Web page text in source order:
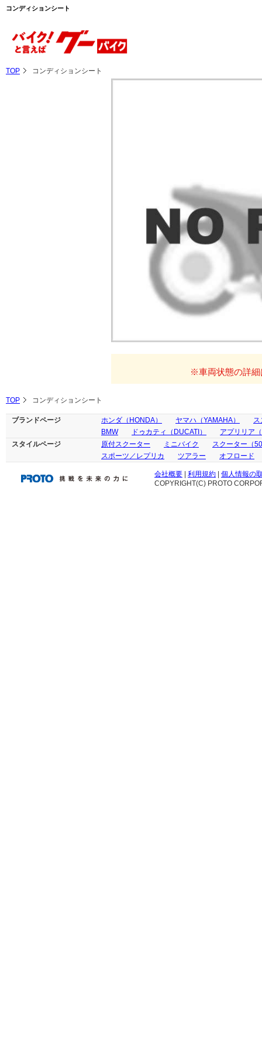
コンディションシート
TOP コンディションシート
※車両状態の詳細
TOP コンディションシート
ブランドページ ホンダ（HONDA） ヤマハ（YAMAHA）
ス
BMW
ドゥカティ（DUCATI）
アプリリア
スタイルページ
原付スクーター ミニバイク
スクーター（
スポーツ／レプリカ
ツアラー オフロード
会社概要 利用規約
個人情報の
COPYRIGHT(C) PROTO